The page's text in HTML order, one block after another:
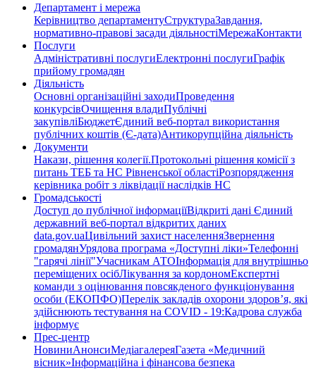
Департамент і мережа
Керівництво департаментуСтруктураЗавдання,
нормативно-правові засади діяльностіМережаКонтакти
Послуги
Адміністративні послугиЕлектронні послугиГрафік
прийому громадян
Діяльність
Основні організаційні заходиПроведення
конкурсівОчищення владиПублічні
закупівліБюджетЄдиний веб-портал використання
публічних коштів (Є-дата)Антикорупційна діяльність
Документи
Накази, рішення колегії.Протокольні рішення комісії з
питань ТЕБ та НС Рівненської областіРозпорядження
керівника робіт з ліквідації наслідків НС
Громадськості
Доступ до публічної інформаціїВідкриті дані Єдиний
державний веб-портал відкритих даних
data.gov.uaЦивільний захист населенняЗвернення
громадянУрядова програма «Доступні ліки»Телефонні
"гарячі лінії"Учасникам АТОІнформація для внутрішньо
переміщених осібЛікування за кордономЕкспертні
команди з оцінювання повсякденого функціонування
особи (ЕКОПФО)Перелік закладів охорони здоров’я, які
здійснюють тестування на COVID - 19:Кадрова служба
інформує
Прес-центр
НовиниАнонсиМедіагалереяГазета «Медичний
вісник»Інформаційна і фінансова безпека